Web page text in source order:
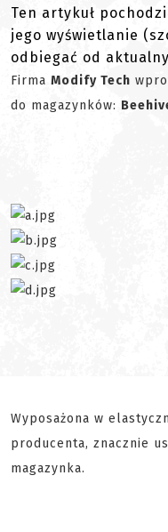
Ten artykuł
jego wyświetlanie
odbiegać od
Firma Modify Tech
do magazynków:
Wyposażona w
producenta, znacznie
magazynka.